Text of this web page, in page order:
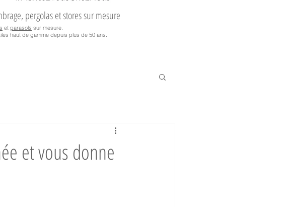
pergolas et stores sur mesure
et parasols sur mesure.
haut de gamme depuis plus de 50 ans.
et vous donne